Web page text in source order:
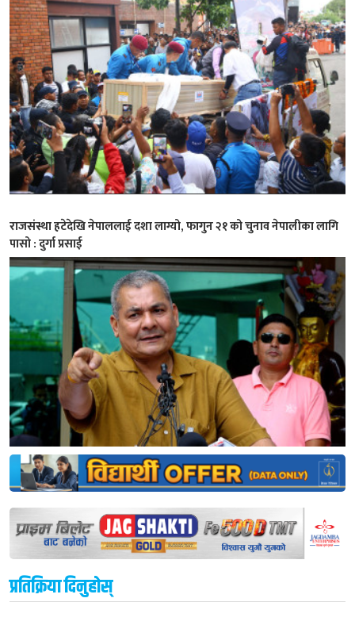
राजसंस्था हटेदेखि नेपाललाई दशा लाग्यो, फागुन २१ को चुनाव नेपालीका लागि
पासो : दुर्गा प्रसाई
प्रतिक्रिया दिनुहोस्